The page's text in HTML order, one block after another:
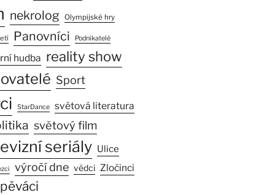
nekrolog Olympijské hry
Panovníci Podnikatelé
hudba reality show
Sport
StarDance světová literatura
světový film
seriály Ulice
výročí dne vědci Zločinci